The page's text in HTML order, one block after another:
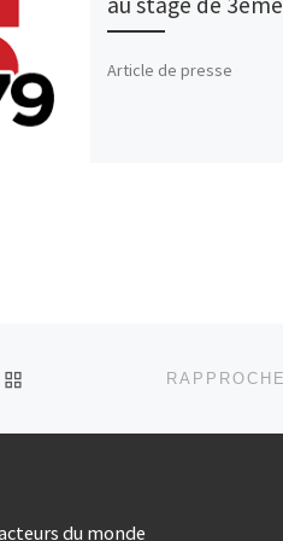
Article de presse
RETOUR À LA LISTE
du monde